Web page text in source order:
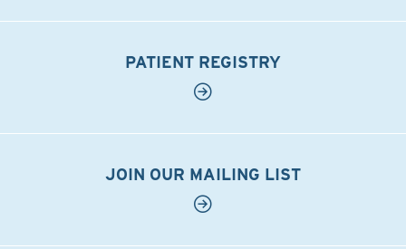
PATIENT REGISTRY
JOIN OUR MAILING LIST